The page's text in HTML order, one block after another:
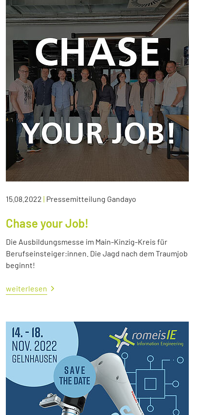
15.08.2022 | Pressemitteilung Gandayo
Chase your Job!
Die Ausbildungsmesse im Main-Kinzig-Kreis für
Berufseinsteiger:innen. Die Jagd nach dem Traumjob
beginnt!
weiterlesen